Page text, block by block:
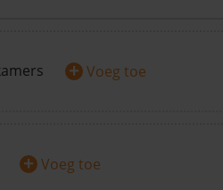
+ Voeg toe
+ Voeg toe